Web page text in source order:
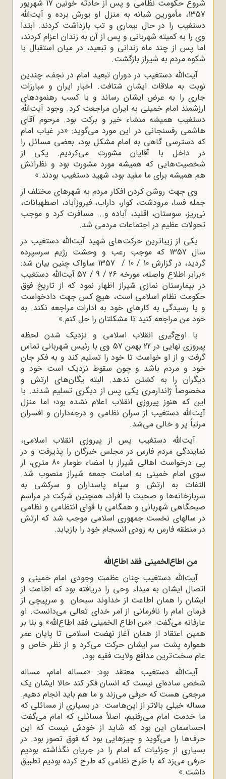
شروع حکومت نظامی و پس از حادثه خونین 17 شهریور
1357، مأمورین شبانه به منزل او یورش برده و آیت‌الله
دستغیب را در حال بیماری و تب بازداشت کردند. ابتدا
وی را به کمیته شهربانی و پس از آن به زندان اعزام کردند،
اما پس از چند ماه زندانی و تبعید، در میان استقبال با
شکوه مردم به شیراز بازگشت.
آیت‌الله دستغیب در دوران تبعید امام در نجف، چندین
نوبت به ملاقات ایشان شتافت. اخبار ایران و مبارزات
جاری را به عرض ایشان رساند و با کسب رهنمودهای
ارزشمند امام خمینی به ایران مراجعت کرد. وجود آیت‌الله
دستغیب همیشه منشاء خیر و برکت بود. مرحوم آقای
هاشمی رفسنجانی در این مورد می‌گوید: «در غیاب امام
که دسترسی گاهی به امام مشکل بود، بعضی مسائل را
در داخل با آقایان مشورت می‌کردیم. یکی از
شخصیت‌هایی که همیشه مورد مشورت بود و نظراتش
هم همیشه برای ما مفید بود، شهید دستغیب بودند.»
وی جهت روشن کردن افکار مردم به شهرهای مختلف از
جمله فسا، مرودشت، کوار، داراب، فیروزآباد، اصطهبانات،
نی‌ریز، سوستان، اقلید، آباده و... مسافرت کرد و موجب
تحولات عظیم در اجتماعات مردمی شد.
یکی از زیباترین حرکت‌های شهید آیت‌الله دستغیب در
سال 1357 که موجب رعب و وحشت رژیم سرسپرده
گردید، در گزارش 10 / 10 / 1357 ساواک چنین بیان شد:
«برابر اطلاع واصله، مورخه 26 / 9 / 57 آیت‌الله دستغیب
در بیمارستان نمازی شیراز اظهار نمود که از تاریخ فوق
حکومت نظام اسلامی است، هیچ کس جهت دادخواست
و یا رسیدگی به کارهای خود به ادارات مراجعه نکند. به
خود من مراجعه کنید تا مشکلتان را حل کنم.»
با اوج‌گیری انقلاب اسلامی و نزدیک شدن لحظه
پیروزی نهایی در 22 بهمن 57 وی با رئیس شهربانی تماس
گرفت و از او خواست تا خود را تسلیم کند و به فکر جان
خود و مردم باشد و چون سقوط نزدیک است خود و
دیگران را به کشتن ندهد. البته یگان‌های ارتش و
مخصوصاً ژاندارمری یکی پس از دیگری تسلیم شدند. با
این که هنوز پیروزی انقلاب اعلام نشده بود؛ اما منزل
آیت‌الله دستغیب از سران نظامی و درجه‌داران و افسران
مرتباً پر و خالی می‌شد.
آیت‌الله دستغیب پس از پیروزی انقلاب اسلامی،
نمایندگی مردم فارس در مجلس خبرگان را پذیرفت و در
پی درخواست اهالی شیراز با امضاء طومار 80 متری، از
سوی امام خمینی به امامت جمعه شیراز منصوب شد.
التفات به ارتش و سپاه پاسداران و سرکشی به
سربازخانه‌ها و صحبت با افراد، همچنین شرکت در مراسم
صبحگاهی شهربانی و همگامی با قوای انتظامی و نظامی
در سالهای نخست جمهوری اسلامی موجب شد که ارتش
در منطقه فارس به زودی انسجام خود را بازیابد.
من اطاع‌الخمینی فقد اطاع‌الله
آیت‌الله دستغیب چنان عظمت وجودی امام خمینی و
اتصال ایشان به مبداء وحی را دریافته بود که اطاعت از
ایشان را همان اطاعت از خداوند سبحان و سرپیچی از
فرمان امام را نافرمانی از امر خدای تعالی می‌دانست. او
عارفانه می‌گفت: «من اطاع الخمینی فقد اطاع‌الله» و بنا بر
همین اعتقاد از همان آغاز نهضت اسلامی تا پایان عمر
همواره پشت سر ایشان حرکت می‌کرد و از نظر خاص و
عام سخت‌ترین مدافع ولایت فقیه بود.
آیت‌الله دستغیب معتقد بود: «مساله امام، مساله
شخص ساده‌ای نیست که انسان فکر کند حالا ایشان یک
مرجعی هست که حرفی می‌زند و ما هم باید انجام دهیم.
مساله خیلی بالاتر از این‌هاست. در بسیاری از مسائلی که
ما خدمت امام می‌رفتیم، اصلاً مسائلی که امام می‌گفت
احساسمان این بود که شاید از خودش نیست که این
حرف‌ها را می‌گوید و چیزهایی بود که فوق تصور بود. در
بسیاری از جزئیات که امام را در جریان نگذاشته بودیم
حرفی می‌زد که با طرح نظامی که طرح کرده بودیم تطبیق
داشت.»